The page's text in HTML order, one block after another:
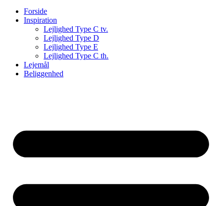
Forside
Inspiration
Lejlighed Type C tv.
Lejlighed Type D
Lejlighed Type E
Lejlighed Type C th.
Lejemål
Beliggenhed